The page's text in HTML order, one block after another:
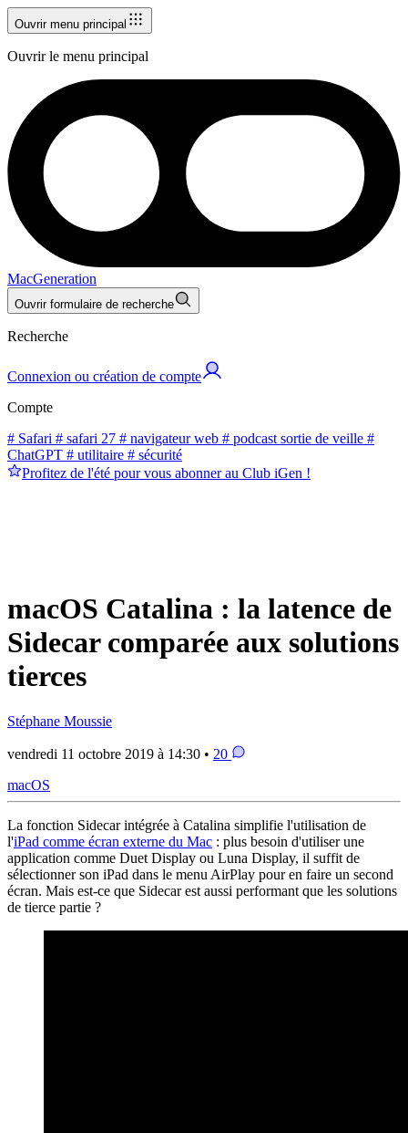
Ouvrir menu principal
Ouvrir le menu principal
MacGeneration
Ouvrir formulaire de recherche
Recherche
Connexion ou création de compte
Compte
# Safari # safari 27 # navigateur web # podcast sortie de veille #
ChatGPT # utilitaire # sécurité
Profitez de l'été pour vous abonner au Club iGen !
macOS Catalina : la latence de
Sidecar comparée aux solutions
tierces
Stéphane Moussie
vendredi 11 octobre 2019 à 14:30 • 20
macOS
La fonction Sidecar intégrée à Catalina simplifie l'utilisation de
l'iPad comme écran externe du Mac : plus besoin d'utiliser une
application comme Duet Display ou Luna Display, il suffit de
sélectionner son iPad dans le menu AirPlay pour en faire un second
écran. Mais est-ce que Sidecar est aussi performant que les solutions
de tierce partie ?